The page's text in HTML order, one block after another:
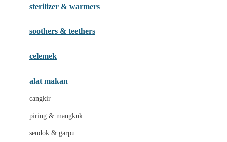
Hybrid
I
Inlacta DHA
Ivenet
sterilizer & warmers
soothers & teethers
celemek
alat makan
cangkir
piring & mangkuk
sendok & garpu